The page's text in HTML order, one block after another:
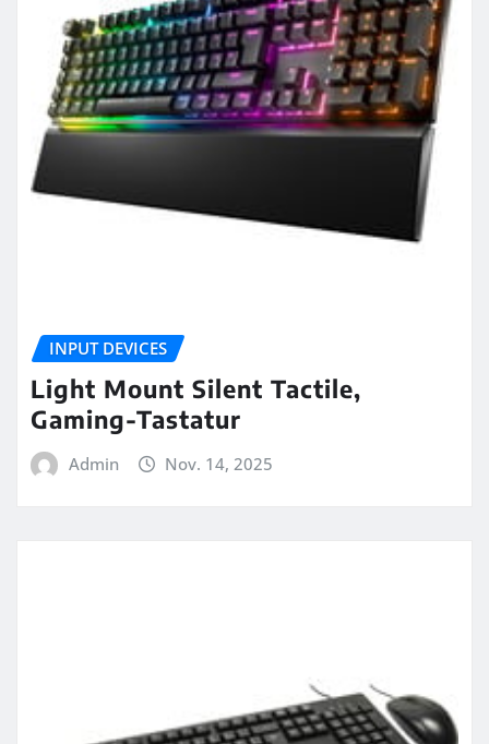
INPUT DEVICES
Light Mount Silent Tactile,
Gaming-Tastatur
Admin Nov. 14, 2025